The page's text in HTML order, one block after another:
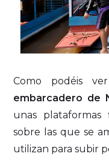
Como podéis
embarcadero de
unas
sobre las que se
utilizan para subir